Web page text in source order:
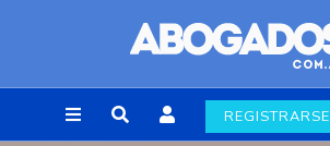
REGISTRARSE